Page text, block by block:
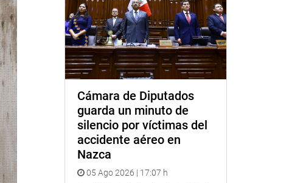
Cámara de Diputados
guarda un minuto de
silencio por víctimas del
accidente aéreo en
Nazca
05 Ago 2026 | 17:07 h